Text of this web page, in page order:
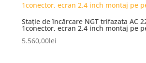
Stație de încărcare NGT trifazata AC
1conector, ecran 2.4 inch montaj pe
5.560,00lei